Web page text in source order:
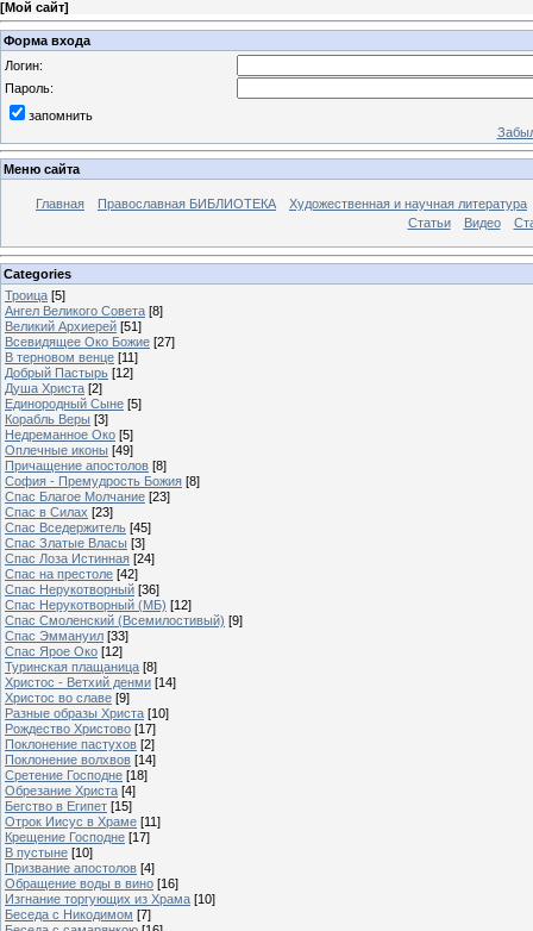
[Мой сайт]
Форма входа
Логин:
Пароль:
запомнить
Меню сайта
Главная Православная БИБЛИОТЕКА
Художественная и научная литература
Статьи
Видео
Categories
Троица [5]
Ангел Великого Совета [8]
Великий Архиерей [51]
Всевидящее Око Божие [27]
В терновом венце [11]
Добрый Пастырь [12]
Душа Христа [2]
Единородный Сыне [5]
Корабль Веры [3]
Недреманное Око [5]
Оплечные иконы [49]
Причащение апостолов [8]
София - Премудрость Божия [8]
Спас Благое Молчание [23]
Спас в Силах [23]
Спас Вседержитель [45]
Спас Златые Власы [3]
Спас Лоза Истинная [24]
Спас на престоле [42]
Спас Нерукотворный [36]
Спас Нерукотворный (МБ) [12]
Спас Смоленский (Всемилостивый) [9]
Спас Эммануил [33]
Спас Ярое Око [12]
Туринская плащаница [8]
Христос - Ветхий денми [14]
Христос во славе [9]
Разные образы Христа [10]
Рождество Христово [17]
Поклонение пастухов [2]
Поклонение волхвов [14]
Сретение Господне [18]
Обрезание Христа [4]
Бегство в Египет [15]
Отрок Иисус в Храме [11]
Крещение Господне [17]
В пустыне [10]
Призвание апостолов [4]
Обращение воды в вино [16]
Изгнание торгующих из Храма [10]
Беседа с Никодимом [7]